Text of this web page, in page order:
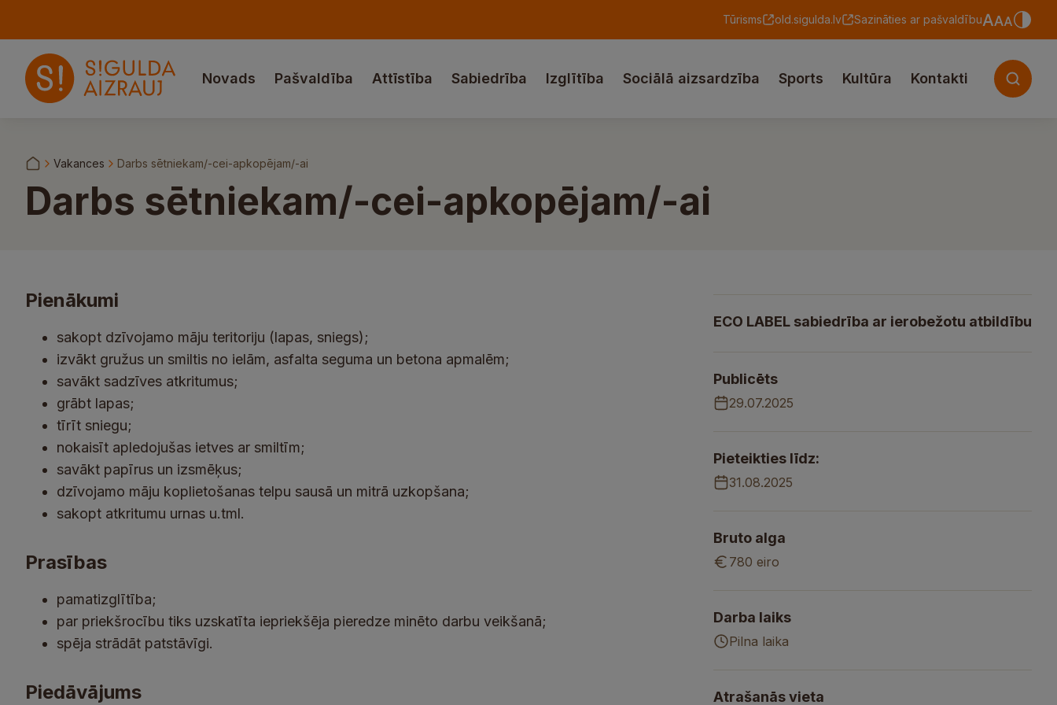
Tūrisms old.sigulda.lv Sazināties ar pašvaldību
Novads Pašvaldība Attīstība Sabiedrība Izglītība Sociālā aizsardzība Sports Kultūra Kontakti
Vakances Darbs sētniekam/-cei-apkopējam/-ai
Darbs sētniekam/-cei-apkopējam/-ai
Pienākumi
sakopt dzīvojamo māju teritoriju (lapas, sniegs);
izvākt gružus un smiltis no ielām, asfalta seguma un betona apmalēm;
savākt sadzīves atkritumus;
grābt lapas;
tīrīt sniegu;
nokaisīt apledojušas ietves ar smiltīm;
savākt papīrus un izsmēķus;
dzīvojamo māju koplietošanas telpu sausā un mitrā uzkopšana;
sakopt atkritumu urnas u.tml.
Prasības
pamatizglītība;
par priekšrocību tiks uzskatīta iepriekšēja pieredze minēto darbu veikšanā;
spēja strādāt patstāvīgi.
Piedāvājums
ECO LABEL sabiedrība ar ierobežotu atbildību
Publicēts
29.07.2025
Pieteikties līdz:
31.08.2025
Bruto alga
780 eiro
Darba laiks
Pilna laika
Atrašanās vieta